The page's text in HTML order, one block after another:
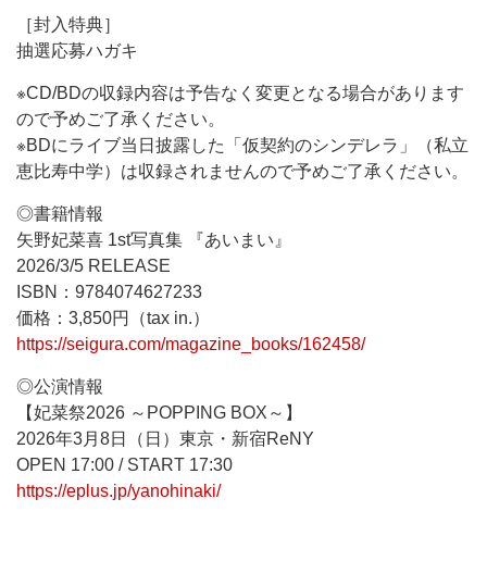
［封入特典］
抽選応募ハガキ
※CD/BDの収録内容は予告なく変更となる場合があります
ので予めご了承ください。
※BDにライブ当日披露した「仮契約のシンデレラ」（私立
恵比寿中学）は収録されませんので予めご了承ください。
◎書籍情報
矢野妃菜喜 1st写真集 『あいまい』
2026/3/5 RELEASE
ISBN：9784074627233
価格：3,850円（tax in.）
https://seigura.com/magazine_books/162458/
◎公演情報
【妃菜祭2026 ～POPPING BOX～】
2026年3月8日（日）東京・新宿ReNY
OPEN 17:00 / START 17:30
https://eplus.jp/yanohinaki/